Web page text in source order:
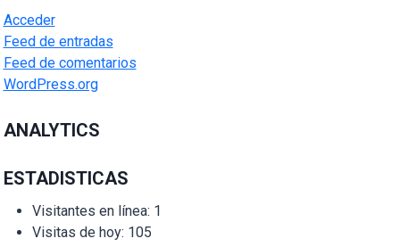
Acceder
Feed de entradas
Feed de comentarios
WordPress.org
ANALYTICS
ESTADISTICAS
Visitantes en línea: 1
Visitas de hoy: 105